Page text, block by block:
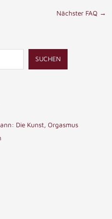
Nächster FAQ →
SUCHEN
Die Kunst, Orgasmus